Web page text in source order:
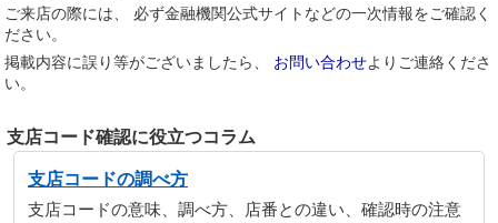
ご来店の際には、 必ず金融機関公式サイトなどの一次情報をご確認く
ださい。
掲載内容に誤り等がございましたら、 お問い合わせよりご連絡くださ
い。
支店コード確認に役立つコラム
支店コードの調べ方
支店コードの意味、調べ方、店番との違い、確認時の注意